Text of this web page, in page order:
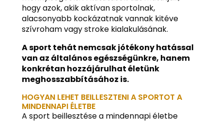
hogy azok, akik aktívan sportolnak,
alacsonyabb kockázatnak vannak kitéve
szívroham vagy stroke kialakulásának.
A sport tehát nemcsak jótékony hatással
van az általános egészségünkre, hanem
konkrétan hozzájárulhat életünk
meghosszabbításához is.
HOGYAN LEHET BEILLESZTENI A SPORTOT A
MINDENNAPI ÉLETBE
A sport beillesztése a mindennapi életbe